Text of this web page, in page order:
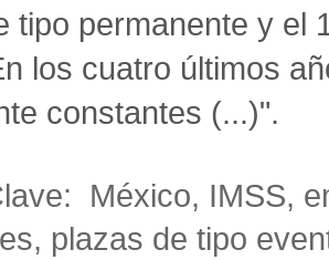
tipo permanente y el
los cuatro últimos
constantes (...)".
México, IMSS,
plazas de tipo